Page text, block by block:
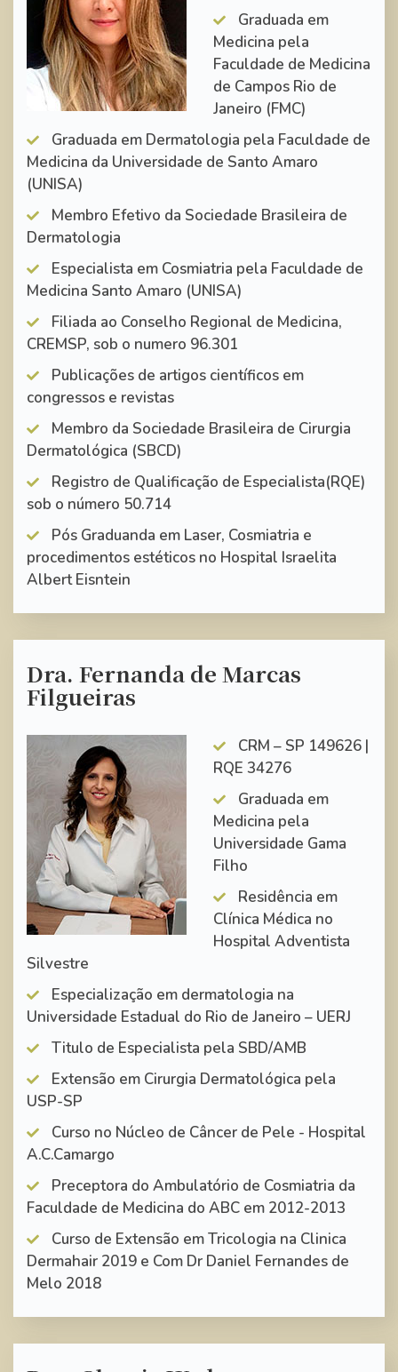
Graduada em
Medicina pela
Faculdade de Medicina
de Campos Rio de
Janeiro (FMC)
Graduada em Dermatologia pela Faculdade de
Medicina da Universidade de Santo Amaro
(UNISA)
Membro Efetivo da Sociedade Brasileira de
Dermatologia
Especialista em Cosmiatria pela Faculdade de
Medicina Santo Amaro (UNISA)
Filiada ao Conselho Regional de Medicina,
CREMSP, sob o numero 96.301
Publicações de artigos científicos em
congressos e revistas
Membro da Sociedade Brasileira de Cirurgia
Dermatológica (SBCD)
Registro de Qualificação de Especialista(RQE)
sob o número 50.714
Pós Graduanda em Laser, Cosmiatria e
procedimentos estéticos no Hospital Israelita
Albert Eisntein
Dra. Fernanda de Marcas
Filgueiras
CRM – SP 149626 |
RQE 34276
Graduada em
Medicina pela
Universidade Gama
Filho
Residência em
Clínica Médica no
Hospital Adventista
Silvestre
Especialização em dermatologia na
Universidade Estadual do Rio de Janeiro – UERJ
Titulo de Especialista pela SBD/AMB
Extensão em Cirurgia Dermatológica pela
USP-SP
Curso no Núcleo de Câncer de Pele - Hospital
A.C.Camargo
Preceptora do Ambulatório de Cosmiatria da
Faculdade de Medicina do ABC em 2012-2013
Curso de Extensão em Tricologia na Clinica
Dermahair 2019 e Com Dr Daniel Fernandes de
Melo 2018